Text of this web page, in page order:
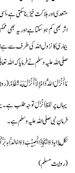
متعدی اور ہلاکت خیز بنا سکتی
اثر بھی کم ہو سکتا ہے اور یہ
بیماری کا نزول اللہ کی طرف سے ہے
صلی اللہ علیہ وسلم نے فرمایا کہ
مَا أَنْزَلَ اللَّهُ دَاءً إِلاَّ أَنْزَلَ لَهُ شِفَاءً.
یہاں پر لفظ اَنْزَلَ توجہ طلب ہے۔
فرمانِ نبی صلی اللہ علیہ وسلم ہے۔
لِكُلِّ دَاءٍ دَوَاءٌ فَإِذَا أُصِيْبَ دَوَاءُ الدَّاءِ
(روایت مسلم)